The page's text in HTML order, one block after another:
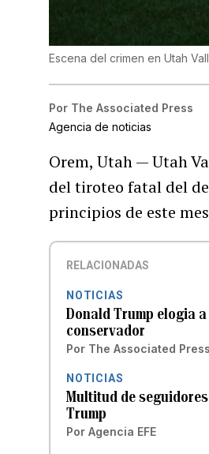
Escena del crimen en Utah
Por The Associated Press
Agencia de noticias
Orem, Utah — Utah
del tiroteo fatal del
principios de este
RELACIONADAS
NOTICIAS
Donald Trump elogia
conservador
Por The Associated Press
NOTICIAS
Multitud de
Trump
Por Agencia EFE